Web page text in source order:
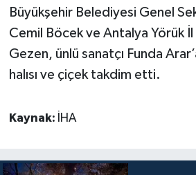
Büyükşehir Belediyesi Genel
Cemil Böcek ve Antalya Yörük İl
Gezen, ünlü sanatçı Funda
halısı ve çiçek takdim etti.
Kaynak: İHA